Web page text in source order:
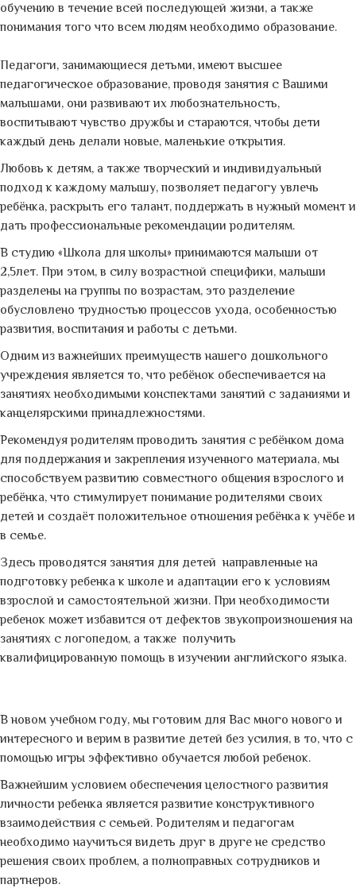
обучению в течение всей последующей жизни, а также
понимания того что всем людям необходимо образование.
Педагоги, занимающиеся детьми, имеют высшее
педагогическое образование, проводя занятия с Вашими
малышами, они развивают их любознательность,
воспитывают чувство дружбы и стараются, чтобы дети
каждый день делали новые, маленькие открытия.
Любовь к детям, а также творческий и индивидуальный
подход к каждому малышу, позволяет педагогу увлечь
ребёнка, раскрыть его талант, поддержать в нужный момент и
дать профессиональные рекомендации родителям.
В студию «Школа для школы» принимаются малыши от
2,5лет. При этом, в силу возрастной специфики, малыши
разделены на группы по возрастам, это разделение
обусловлено трудностью процессов ухода, особенностью
развития, воспитания и работы с детьми.
Одним из важнейших преимуществ нашего дошкольного
учреждения является то, что ребёнок обеспечивается на
занятиях необходимыми конспектами занятий с заданиями и
канцелярскими принадлежностями.
Рекомендуя родителям проводить занятия с ребёнком дома
для поддержания и закрепления изученного материала, мы
способствуем развитию совместного общения взрослого и
ребёнка, что стимулирует понимание родителями своих
детей и создаёт положительное отношения ребёнка к учёбе и
в семье.
Здесь проводятся занятия для детей направленные на
подготовку ребенка к школе и адаптации его к условиям
взрослой и самостоятельной жизни. При необходимости
ребенок может избавится от дефектов звукопроизношения на
занятиях с логопедом, а также получить
квалифицированную помощь в изучении английского языка.
В новом учебном году, мы готовим для Вас много нового и
интересного и верим в развитие детей без усилия, в то, что с
помощью игры эффективно обучается любой ребенок.
Важнейшим условием обеспечения целостного развития
личности ребенка является развитие конструктивного
взаимодействия с семьей. Родителям и педагогам
необходимо научиться видеть друг в друге не средство
решения своих проблем, а полноправных сотрудников и
партнеров.